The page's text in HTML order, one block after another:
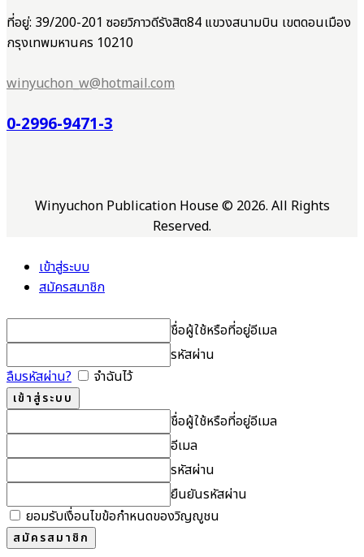
ที่อยู่: 39/200-201 ซอยวิภาวดีรังสิต84 แขวงสนามบิน เขตดอนเมือง
กรุงเทพมหานคร 10210
winyuchon_w@hotmail.com
0-2996-9471-3
Winyuchon Publication House © 2026. All Rights
Reserved.
เข้าสู่ระบบ
สมัครสมาชิก
ชื่อผู้ใช้หรือที่อยู่อีเมล
รหัสผ่าน
ลืมรหัสผ่าน?
จำฉันไว้
ชื่อผู้ใช้หรือที่อยู่อีเมล
อีเมล
รหัสผ่าน
ยืนยันรหัสผ่าน
ยอมรับเงื่อนไขข้อกำหนดของวิญญูชน